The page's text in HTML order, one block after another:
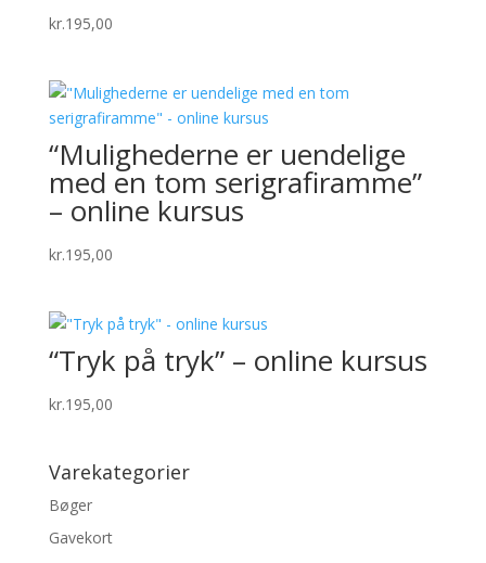
kr.195,00
“Mulighederne er uendelige
med en tom serigrafiramme”
– online kursus
kr.195,00
“Tryk på tryk” – online kursus
kr.195,00
Varekategorier
Bøger
Gavekort